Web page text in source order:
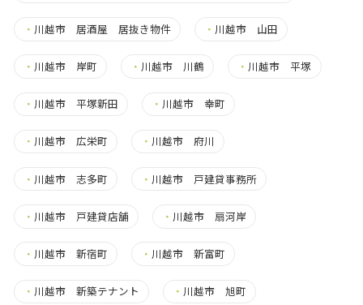
・ 川越市 居酒屋 居抜き物件 ・ 川越市 山田
・ 川越市 岸町 ・ 川越市 川鶴 ・ 川越市 平塚
・ 川越市 平塚新田 ・ 川越市 幸町
・ 川越市 広栄町 ・ 川越市 府川
・ 川越市 志多町 ・ 川越市 戸建貸事務所
・ 川越市 戸建貸店舗 ・ 川越市 扇河岸
・ 川越市 新宿町 ・ 川越市 新富町
・ 川越市 新築テナント ・ 川越市 旭町